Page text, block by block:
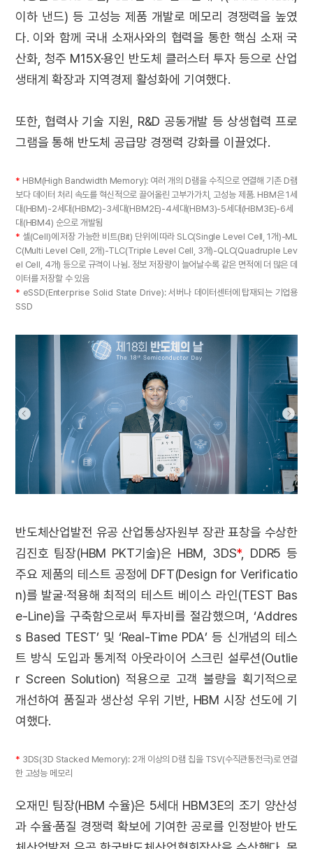
이하 낸드) 등 고성능 제품 개발로 메모리 경쟁력을 높였
다. 이와 함께 국내 소재사와의 협력을 통한 핵심 소재 국
산화, 청주 M15X·용인 반도체 클러스터 투자 등으로 산업
생태계 확장과 지역경제 활성화에 기여했다.
또한, 협력사 기술 지원, R&D 공동개발 등 상생협력 프로
그램을 통해 반도체 공급망 경쟁력 강화를 이끌었다.
* HBM(High Bandwidth Memory): 여러 개의 D램을 수직으로 연결해 기존 D램
보다 데이터 처리 속도를 혁신적으로 끌어올린 고부가가치, 고성능 제품. HBM은 1세
대(HBM)-2세대(HBM2)-3세대(HBM2E)-4세대(HBM3)-5세대(HBM3E)-6세
대(HBM4) 순으로 개발됨
* 셀(Cell)에 저장 가능한 비트(Bit) 단위에 따라 SLC(Single Level Cell, 1개)-ML
C(Multi Level Cell, 2개)-TLC(Triple Level Cell, 3개)-QLC(Quadruple Lev
el Cell, 4개) 등으로 규격이 나뉨. 정보 저장량이 늘어날수록 같은 면적에 더 많은 데
이터를 저장할 수 있음
* eSSD(Enterprise Solid State Drive): 서버나 데이터센터에 탑재되는 기업용
SSD
반도체산업발전 유공 산업통상자원부 장관 표창을 수상한
김진호 팀장(HBM PKT기술)은 HBM, 3DS*, DDR5 등
주요 제품의 테스트 공정에 DFT(Design for Verificatio
n)를 발굴·적용해 최적의 테스트 베이스 라인(TEST Bas
e-Line)을 구축함으로써 투자비를 절감했으며, ‘Addres
s Based TEST’ 및 ‘Real-Time PDA’ 등 신개념의 테스
트 방식 도입과 통계적 아웃라이어 스크린 설루션(Outlie
r Screen Solution) 적용으로 고객 불량을 획기적으로
개선하여 품질과 생산성 우위 기반, HBM 시장 선도에 기
여했다.
* 3DS(3D Stacked Memory): 2개 이상의 D램 칩을 TSV(수직관통전극)로 연결
한 고성능 메모리
오재민 팀장(HBM 수율)은 5세대 HBM3E의 조기 양산성
과 수율·품질 경쟁력 확보에 기여한 공로를 인정받아 반도